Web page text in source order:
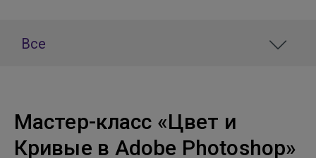
Все
Мастер-класс «Цвет и
Кривые в Adobe Photoshop»